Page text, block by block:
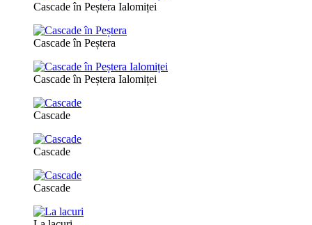
Cascade în Peștera Ialomiței
Cascade în Peștera
Cascade în Peștera Ialomiței
Cascade
Cascade
Cascade